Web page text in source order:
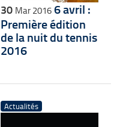
30 Mar 2016 6 avril :
Première édition
de la nuit du tennis
2016
Actualités